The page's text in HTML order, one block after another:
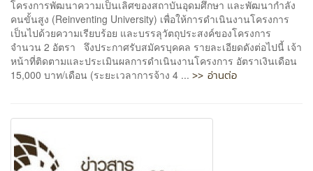
โครงการพัฒนาความเป็นเลิศของสถาบันอุดมศึกษา และพัฒนากำลัง
คนขั้นสูง (Reinventing University) เพื่อให้การดำเนินงานโครงการ
เป็นไปด้วยความเรียบร้อย และบรรลุวัตถุประสงค์ของโครงการ
จำนวน 2 อัตรา จึงประกาศรับสมัครบุคคล รายละเอียดดังต่อไปนี้ เจ้า
หน้าที่ติดตามและประเมินผลการดำเนินงานโครงการ อัตราเงินเดือน
15,000 บาท/เดือน (ระยะเวลาการจ้าง 4 ... >> อ่านต่อ